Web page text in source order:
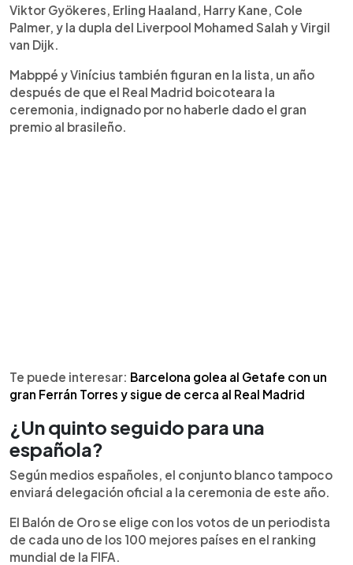
Viktor Gyökeres, Erling Haaland, Harry Kane, Cole
Palmer, y la dupla del Liverpool Mohamed Salah y Virgil
van Dijk.
Mabppé y Vinícius también figuran en la lista, un año
después de que el Real Madrid boicoteara la
ceremonia, indignado por no haberle dado el gran
premio al brasileño.
Te puede interesar: Barcelona golea al Getafe con un
gran Ferrán Torres y sigue de cerca al Real Madrid
¿Un quinto seguido para una
española?
Según medios españoles, el conjunto blanco tampoco
enviará delegación oficial a la ceremonia de este año.
El Balón de Oro se elige con los votos de un periodista
de cada uno de los 100 mejores países en el ranking
mundial de la FIFA.